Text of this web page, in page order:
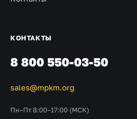
КОНТАКТЫ
8 800 550-03-50
sales@mpkm.org
Пн–Пт 8:00–17:00 (МСК)